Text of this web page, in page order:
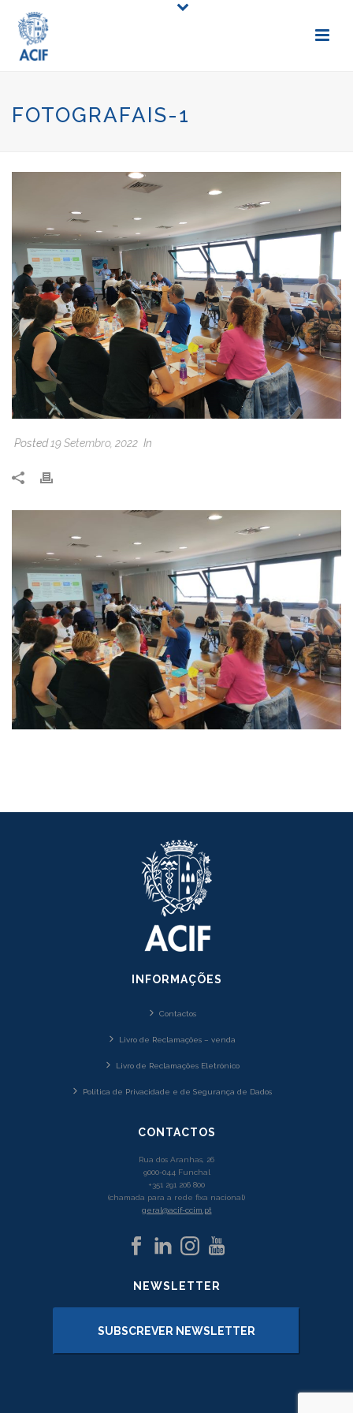
FOTOGRAFAIS-1
Posted19 Setembro, 2022 In
INFORMAÇÕES
Contactos
Livro de Reclamações – venda
Livro de Reclamações Eletrónico
Política de Privacidade e de Segurança de Dados
CONTACTOS
Rua dos Aranhas, 26
9000-044 Funchal
+351 291 206 800
(chamada para a rede fixa nacional)
geral@acif-ccim.pt
NEWSLETTER
SUBSCREVER NEWSLETTER